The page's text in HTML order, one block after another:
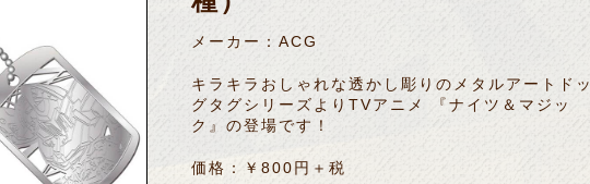
メーカー：ACG
キラキラおしゃれな透かし彫りのメタルアートドッ
グタグシリーズよりTVアニメ 『ナイツ＆マジッ
ク』の登場です！
価格：￥800円＋税